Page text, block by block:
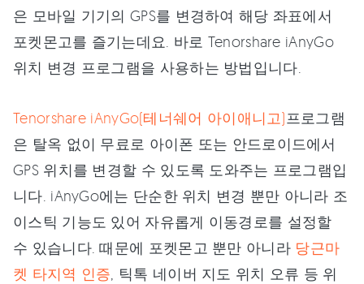
은 모바일 기기의 GPS를 변경하여 해당 좌표에서
포켓몬고를 즐기는데요. 바로 Tenorshare iAnyGo
위치 변경 프로그램을 사용하는 방법입니다.
Tenorshare iAnyGo(테너쉐어 아이애니고)프로그램
은 탈옥 없이 무료로 아이폰 또는 안드로이드에서
GPS 위치를 변경할 수 있도록 도와주는 프로그램입
니다. iAnyGo에는 단순한 위치 변경 뿐만 아니라 조
이스틱 기능도 있어 자유롭게 이동경로를 설정할
수 있습니다. 때문에 포켓몬고 뿐만 아니라 당근마
켓 타지역 인증 , 틱톡 네이버 지도 위치 오류 등 위